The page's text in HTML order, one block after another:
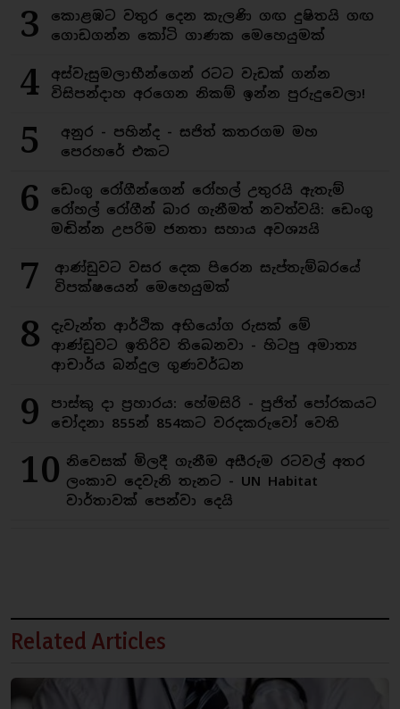
3
කොළඹට වතුර දෙන කැලණි ගඟ දුෂිතයි ගඟ
ගොඩගන්න කෝටි ගාණක මෙහෙයුමක්
4
අස්වැසුමලාභීන්ගෙන් රටට වැඩක් ගන්න
විසිපන්දාහ අරගෙන නිකම් ඉන්න පුරුදුවෙලා!
5
අනුර - පහින්ද - සජිත් කතරගම මහ
පෙරහරේ එකට
6
ඩෙංගු රෝගීන්ගෙන් රෝහල් උතුරයි ඇතැම්
රෝහල් රෝගීන් බාර ගැනීමත් නවත්වයි: ඩෙංගු
මඬින්න උපරිම ජනතා සහාය අවශ්‍යයි
7
ආණ්ඩුවට වසර දෙක පිරෙන සැප්තැම්බරයේ
විපක්ෂයෙන් මෙහෙයුමක්
8
දැවැන්ත ආර්ථික අභියෝග රුසක් මේ
ආණ්ඩුවට ඉතිරිව තිබෙනවා - හිටපු අමාත්‍ය
ආචාර්ය බන්දුල ගුණවර්ධන
9
පාස්කු දා ප්‍රහාරය: හේමසිරි - පූජිත් පෝරකයට
චෝදනා 855න් 854කට වරදකරුවෝ වෙති
10 නිවෙසක් මිලදී ගැනීම අසීරුම රටවල් අතර
ලංකාව දෙවැනි තැනට - UN Habitat
වාර්තාවක් පෙන්වා දෙයි
Related Articles